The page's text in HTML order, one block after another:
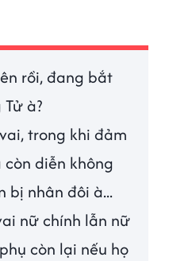
rồi, đang bắt
à?
trong khi đảm
diễn không
bị nhân đôi à...
nữ chính lẫn nữ
còn lại nếu họ